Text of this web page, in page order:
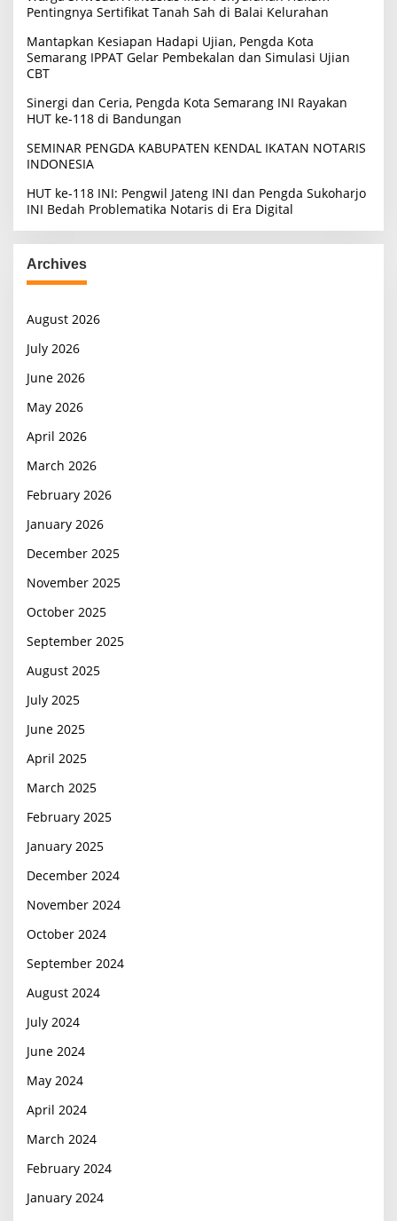
:Pentingnya Sertifikat Tanah Sah di Balai Kelurahan
Mantapkan Kesiapan Hadapi Ujian, Pengda Kota
Semarang IPPAT Gelar Pembekalan dan Simulasi Ujian
CBT
Sinergi dan Ceria, Pengda Kota Semarang INI Rayakan
HUT ke-118 di Bandungan
SEMINAR PENGDA KABUPATEN KENDAL IKATAN NOTARIS
INDONESIA
HUT ke-118 INI: Pengwil Jateng INI dan Pengda Sukoharjo
INI Bedah Problematika Notaris di Era Digital
Archives
August 2026
July 2026
June 2026
May 2026
April 2026
March 2026
February 2026
January 2026
December 2025
November 2025
October 2025
September 2025
August 2025
July 2025
June 2025
April 2025
March 2025
February 2025
January 2025
December 2024
November 2024
October 2024
September 2024
August 2024
July 2024
June 2024
May 2024
April 2024
March 2024
February 2024
January 2024